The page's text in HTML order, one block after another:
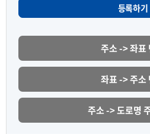
등록하기
주소 -> 좌표
좌표 -> 주소
주소 -> 도로명